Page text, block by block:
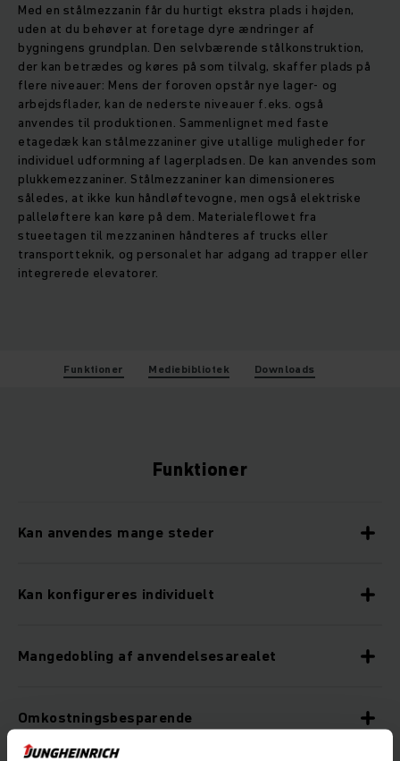
Med en stålmezzanin får du hurtigt ekstra plads i højden,
uden at du behøver at foretage dyre ændringer af
bygningens grundplan. Den selvbærende stålkonstruktion,
der kan betrædes og køres på som tilvalg, skaffer plads på
flere niveauer: Mens der foroven opstår nye lager- og
arbejdsflader, kan de nederste niveauer f.eks. også
anvendes til produktionen. Sammenlignet med faste
etagedæk kan stålmezzaniner give utallige muligheder for
individuel udformning af lagerpladsen. De kan anvendes som
plukkemezzaniner. Stålmezzaniner kan dimensioneres
således, at ikke kun håndløftevogne, men også elektriske
palleløftere kan køre på dem. Materialeflowet fra
stueetagen til mezzaninen håndteres af trucks eller
transportteknik, og personalet har adgang ad trapper eller
integrerede elevatorer.
Funktioner Mediebibliotek Downloads
Funktioner
Kan anvendes mange steder
Kan konfigureres individuelt
Mangedobling af anvendelsesarealet
Omkostningsbesparende